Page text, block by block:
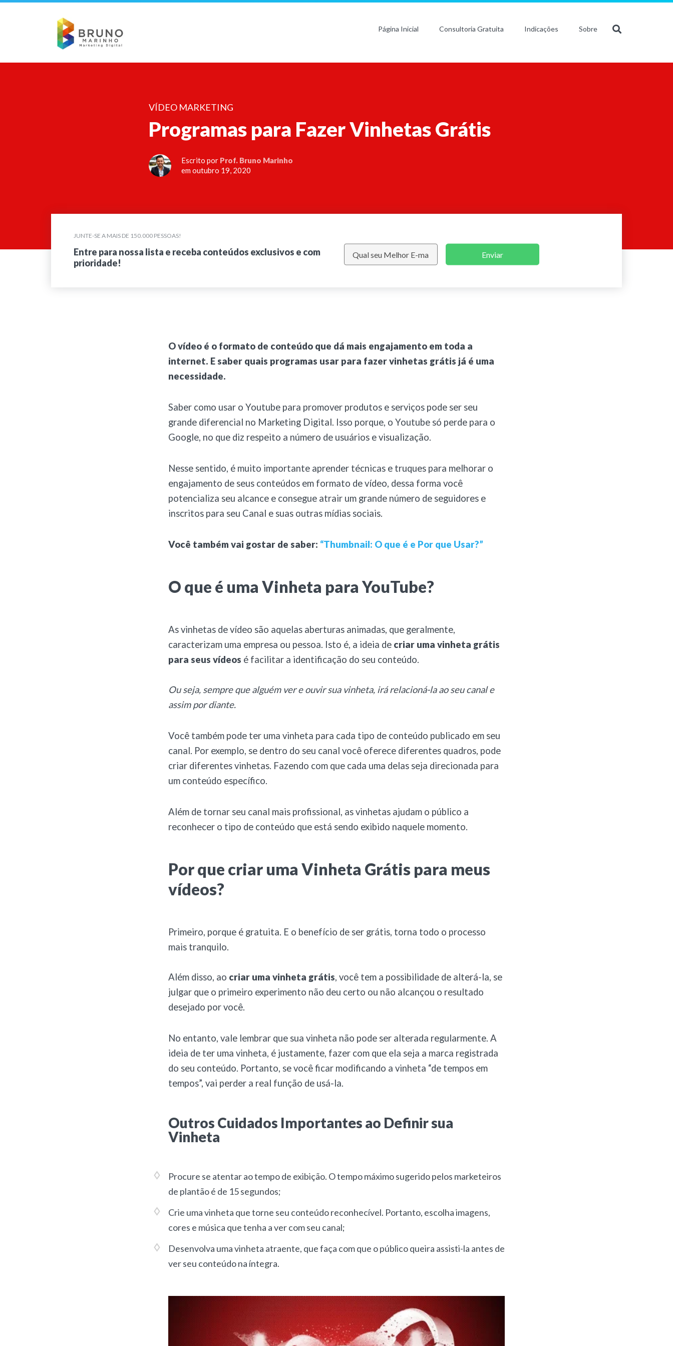
Página Inicial Consultoria Gratuita Indicações Sobre
VÍDEO MARKETING
Programas para Fazer Vinhetas Grátis
Escrito por Prof. Bruno Marinho
em outubro 19, 2020
JUNTE-SE A MAIS DE 150.000 PESSOAS!
Entre para nossa lista e receba conteúdos exclusivos e com
prioridade!
Enviar
O vídeo é o formato de conteúdo que dá mais engajamento em toda a
internet. E saber quais programas usar para fazer vinhetas grátis já é uma
necessidade.
Saber como usar o Youtube para promover produtos e serviços pode ser seu
grande diferencial no Marketing Digital. Isso porque, o Youtube só perde para o
Google, no que diz respeito a número de usuários e visualização.
Nesse sentido, é muito importante aprender técnicas e truques para melhorar o
engajamento de seus conteúdos em formato de vídeo, dessa forma você
potencializa seu alcance e consegue atrair um grande número de seguidores e
inscritos para seu Canal e suas outras mídias sociais.
Você também vai gostar de saber: “Thumbnail: O que é e Por que Usar?”
O que é uma Vinheta para YouTube?
As vinhetas de vídeo são aquelas aberturas animadas, que geralmente,
caracterizam uma empresa ou pessoa. Isto é, a ideia de criar uma vinheta grátis
para seus vídeos é facilitar a identificação do seu conteúdo.
Ou seja, sempre que alguém ver e ouvir sua vinheta, irá relacioná-la ao seu canal e
assim por diante.
Você também pode ter uma vinheta para cada tipo de conteúdo publicado em seu
canal. Por exemplo, se dentro do seu canal você oferece diferentes quadros, pode
criar diferentes vinhetas. Fazendo com que cada uma delas seja direcionada para
um conteúdo específico.
Além de tornar seu canal mais profissional, as vinhetas ajudam o público a
reconhecer o tipo de conteúdo que está sendo exibido naquele momento.
Por que criar uma Vinheta Grátis para meus
vídeos?
Primeiro, porque é gratuita. E o benefício de ser grátis, torna todo o processo
mais tranquilo.
Além disso, ao criar uma vinheta grátis, você tem a possibilidade de alterá-la, se
julgar que o primeiro experimento não deu certo ou não alcançou o resultado
desejado por você.
No entanto, vale lembrar que sua vinheta não pode ser alterada regularmente. A
ideia de ter uma vinheta, é justamente, fazer com que ela seja a marca registrada
do seu conteúdo. Portanto, se você ficar modificando a vinheta “de tempos em
tempos”, vai perder a real função de usá-la.
Outros Cuidados Importantes ao Definir sua
Vinheta
Procure se atentar ao tempo de exibição. O tempo máximo sugerido pelos marketeiros
de plantão é de 15 segundos;
Crie uma vinheta que torne seu conteúdo reconhecível. Portanto, escolha imagens,
cores e música que tenha a ver com seu canal;
Desenvolva uma vinheta atraente, que faça com que o público queira assisti-la antes de
ver seu conteúdo na íntegra.